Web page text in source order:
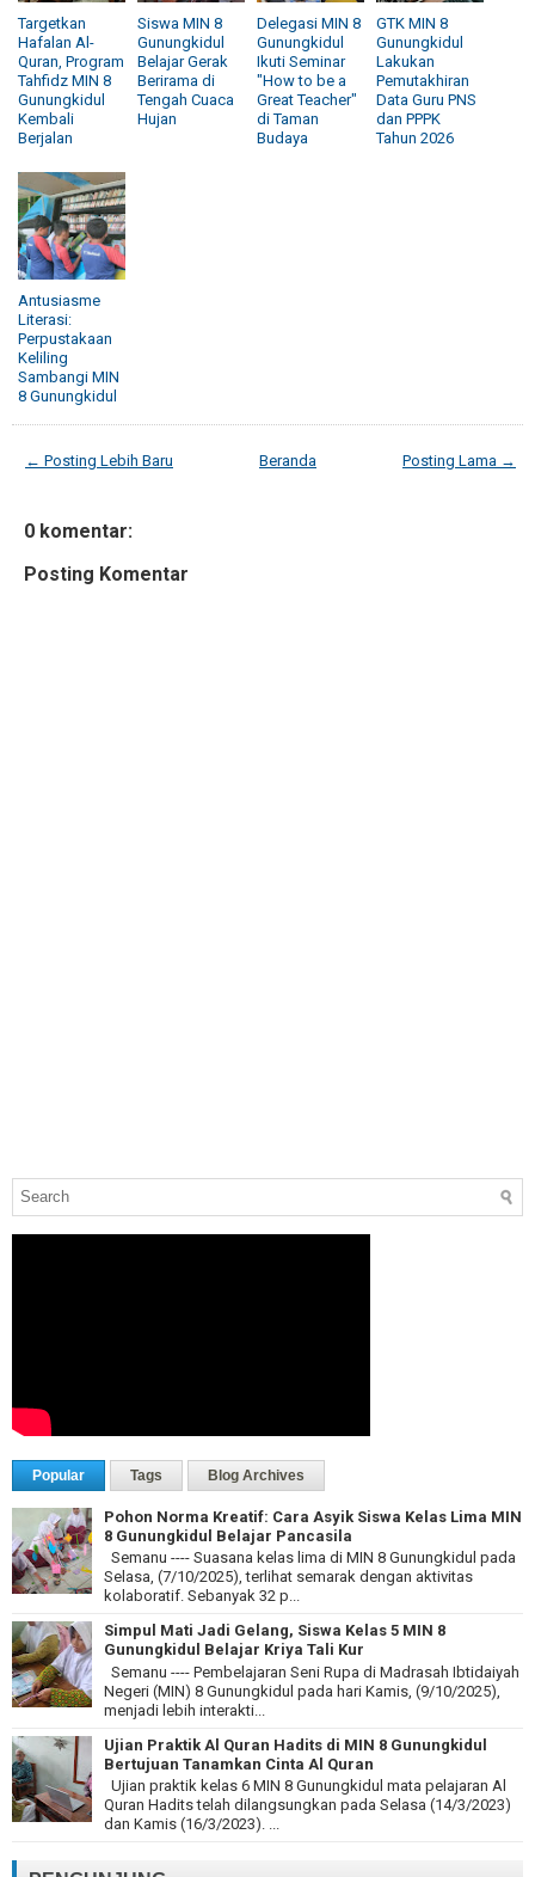
Targetkan
Hafalan Al-
Quran, Program
Tahfidz MIN 8
Gunungkidul
Kembali
Berjalan
Siswa MIN 8
Gunungkidul
Belajar Gerak
Berirama di
Tengah Cuaca
Hujan
Delegasi MIN 8
Gunungkidul
Ikuti Seminar
"How to be a
Great Teacher"
di Taman
Budaya
GTK MIN 8
Gunungkidul
Lakukan
Pemutakhiran
Data Guru PNS
dan PPPK
Tahun 2026
Antusiasme
Literasi:
Perpustakaan
Keliling
Sambangi MIN
8 Gunungkidul
← Posting Lebih Baru Posting Lama →
Beranda
0 komentar:
Posting Komentar
Popular Tags Blog Archives
Pohon Norma Kreatif: Cara Asyik Siswa Kelas Lima MIN
8 Gunungkidul Belajar Pancasila
Semanu ---- Suasana kelas lima di MIN 8 Gunungkidul pada
Selasa, (7/10/2025), terlihat semarak dengan aktivitas
kolaboratif. Sebanyak 32 p...
Simpul Mati Jadi Gelang, Siswa Kelas 5 MIN 8
Gunungkidul Belajar Kriya Tali Kur
Semanu ---- Pembelajaran Seni Rupa di Madrasah Ibtidaiyah
Negeri (MIN) 8 Gunungkidul pada hari Kamis, (9/10/2025),
menjadi lebih interakti...
Ujian Praktik Al Quran Hadits di MIN 8 Gunungkidul
Bertujuan Tanamkan Cinta Al Quran
Ujian praktik kelas 6 MIN 8 Gunungkidul mata pelajaran Al
Quran Hadits telah dilangsungkan pada Selasa (14/3/2023)
dan Kamis (16/3/2023). ...